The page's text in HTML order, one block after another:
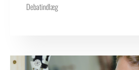
Debatindlæg